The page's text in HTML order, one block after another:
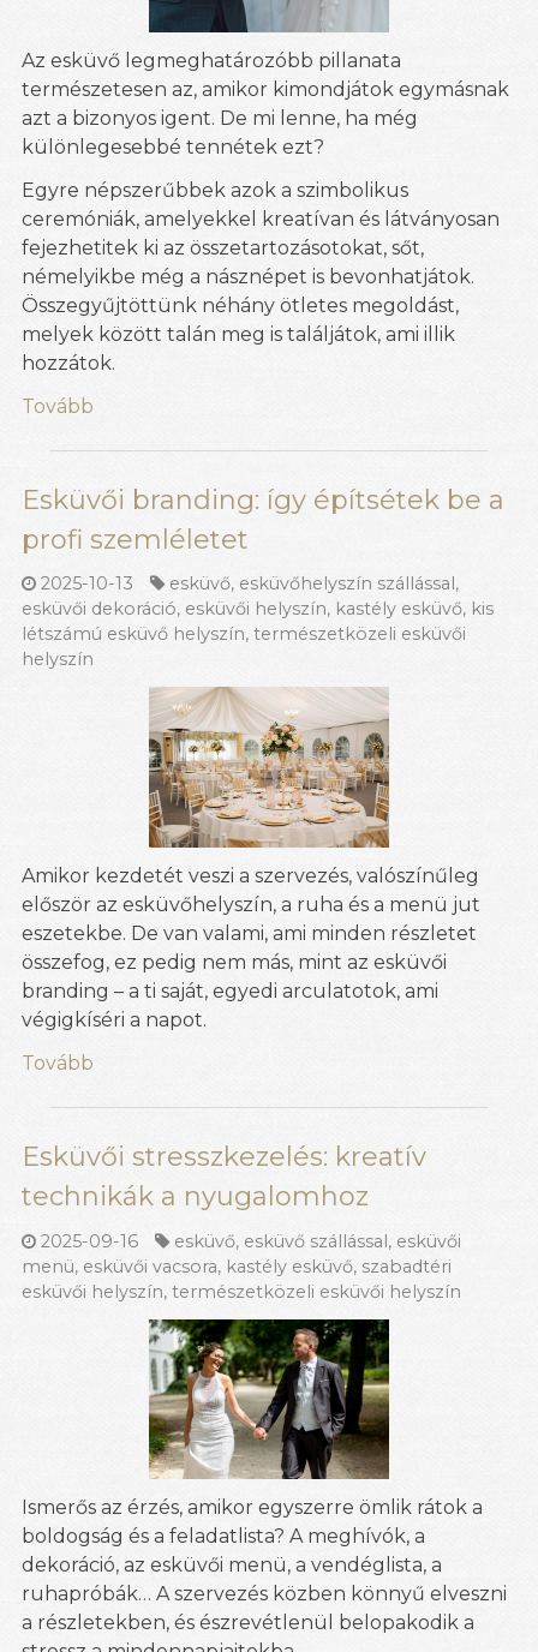
Az esküvő legmeghatározóbb pillanata
természetesen az, amikor kimondjátok egymásnak
azt a bizonyos igent. De mi lenne, ha még
különlegesebbé tennétek ezt?
Egyre népszerűbbek azok a szimbolikus
ceremóniák, amelyekkel kreatívan és látványosan
fejezhetitek ki az összetartozásotokat, sőt,
némelyikbe még a násznépet is bevonhatjátok.
Összegyűjtöttünk néhány ötletes megoldást,
melyek között talán meg is találjátok, ami illik
hozzátok.
Tovább
Esküvői branding: így építsétek be a
profi szemléletet
2025-10-13 esküvő, esküvőhelyszín szállással ,
esküvői dekoráció, esküvői helyszín, kastély esküvő, kis
létszámú esküvő helyszín, természetközeli esküvői
helyszín
Amikor kezdetét veszi a szervezés, valószínűleg
először az esküvőhelyszín, a ruha és a menü jut
eszetekbe. De van valami, ami minden részletet
összefog, ez pedig nem más, mint az esküvői
branding – a ti saját, egyedi arculatotok, ami
végigkíséri a napot.
Tovább
Esküvői stresszkezelés: kreatív
technikák a nyugalomhoz
2025-09-16 esküvő, esküvő szállással, esküvői
menü, esküvői vacsora, kastély esküvő, szabadtéri
esküvői helyszín, természetközeli esküvői helyszín
Ismerős az érzés, amikor egyszerre ömlik rátok a
boldogság és a feladatlista? A meghívók, a
dekoráció, az esküvői menü, a vendéglista, a
ruhapróbák… A szervezés közben könnyű elveszni
a részletekben, és észrevétlenül belopakodik a